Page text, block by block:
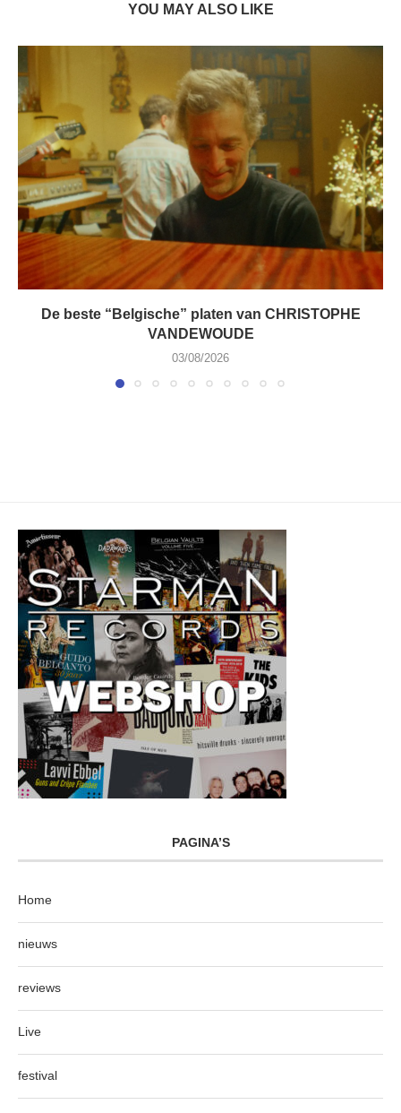
YOU MAY ALSO LIKE
De beste “Belgische” platen van CHRISTOPHE
VANDEWOUDE
03/08/2026
PAGINA’S
Home
nieuws
reviews
Live
festival